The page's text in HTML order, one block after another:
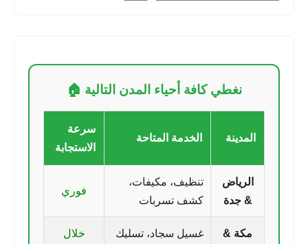
نغطي كافة أحياء المدن التالية 🏠
المدينة الخدمة المتاحة
سرعة
الاستجابة
الرياض
& جدة
تنظيف، مكيفات،
كشف تسربات
فوري
مكة &
غسيل سجاد، تسليك
خلال